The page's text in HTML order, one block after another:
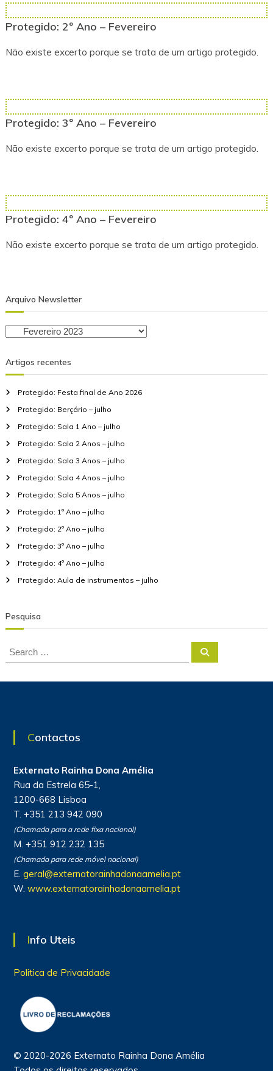
Protegido: 2º Ano – Fevereiro
Não existe excerto porque se trata de um artigo protegido.
Protegido: 3º Ano – Fevereiro
Não existe excerto porque se trata de um artigo protegido.
Protegido: 4º Ano – Fevereiro
Não existe excerto porque se trata de um artigo protegido.
Arquivo Newsletter
q
v
o
N
s
l
e
t
e
r
Artigos recentes
Protegido: Festa final de Ano 2026
Protegido: Berçário – julho
Protegido: Sala 1 Ano – julho
Protegido: Sala 2 Anos – julho
Protegido: Sala 3 Anos – julho
Protegido: Sala 4 Anos – julho
Protegido: Sala 5 Anos – julho
Protegido: 1º Ano – julho
Protegido: 2º Ano – julho
Protegido: 3º Ano – julho
Protegido: 4º Ano – julho
Protegido: Aula de instrumentos – julho
Pesquisa
S
e
S
c
Contactos
Externato Rainha Dona Amélia
Rua da Estrela 65-1,
1200-668 Lisboa
T. +351 213 942 090
(Chamada para a rede fixa nacional)
M. +351 912 232 135
(Chamada para rede móvel nacional)
E. geral@externatorainhadonaamelia.pt
W. www.externatorainhadonaamelia.pt
Info Uteis
Politica de Privacidade
© 2020-2026 Externato Rainha Dona Amélia